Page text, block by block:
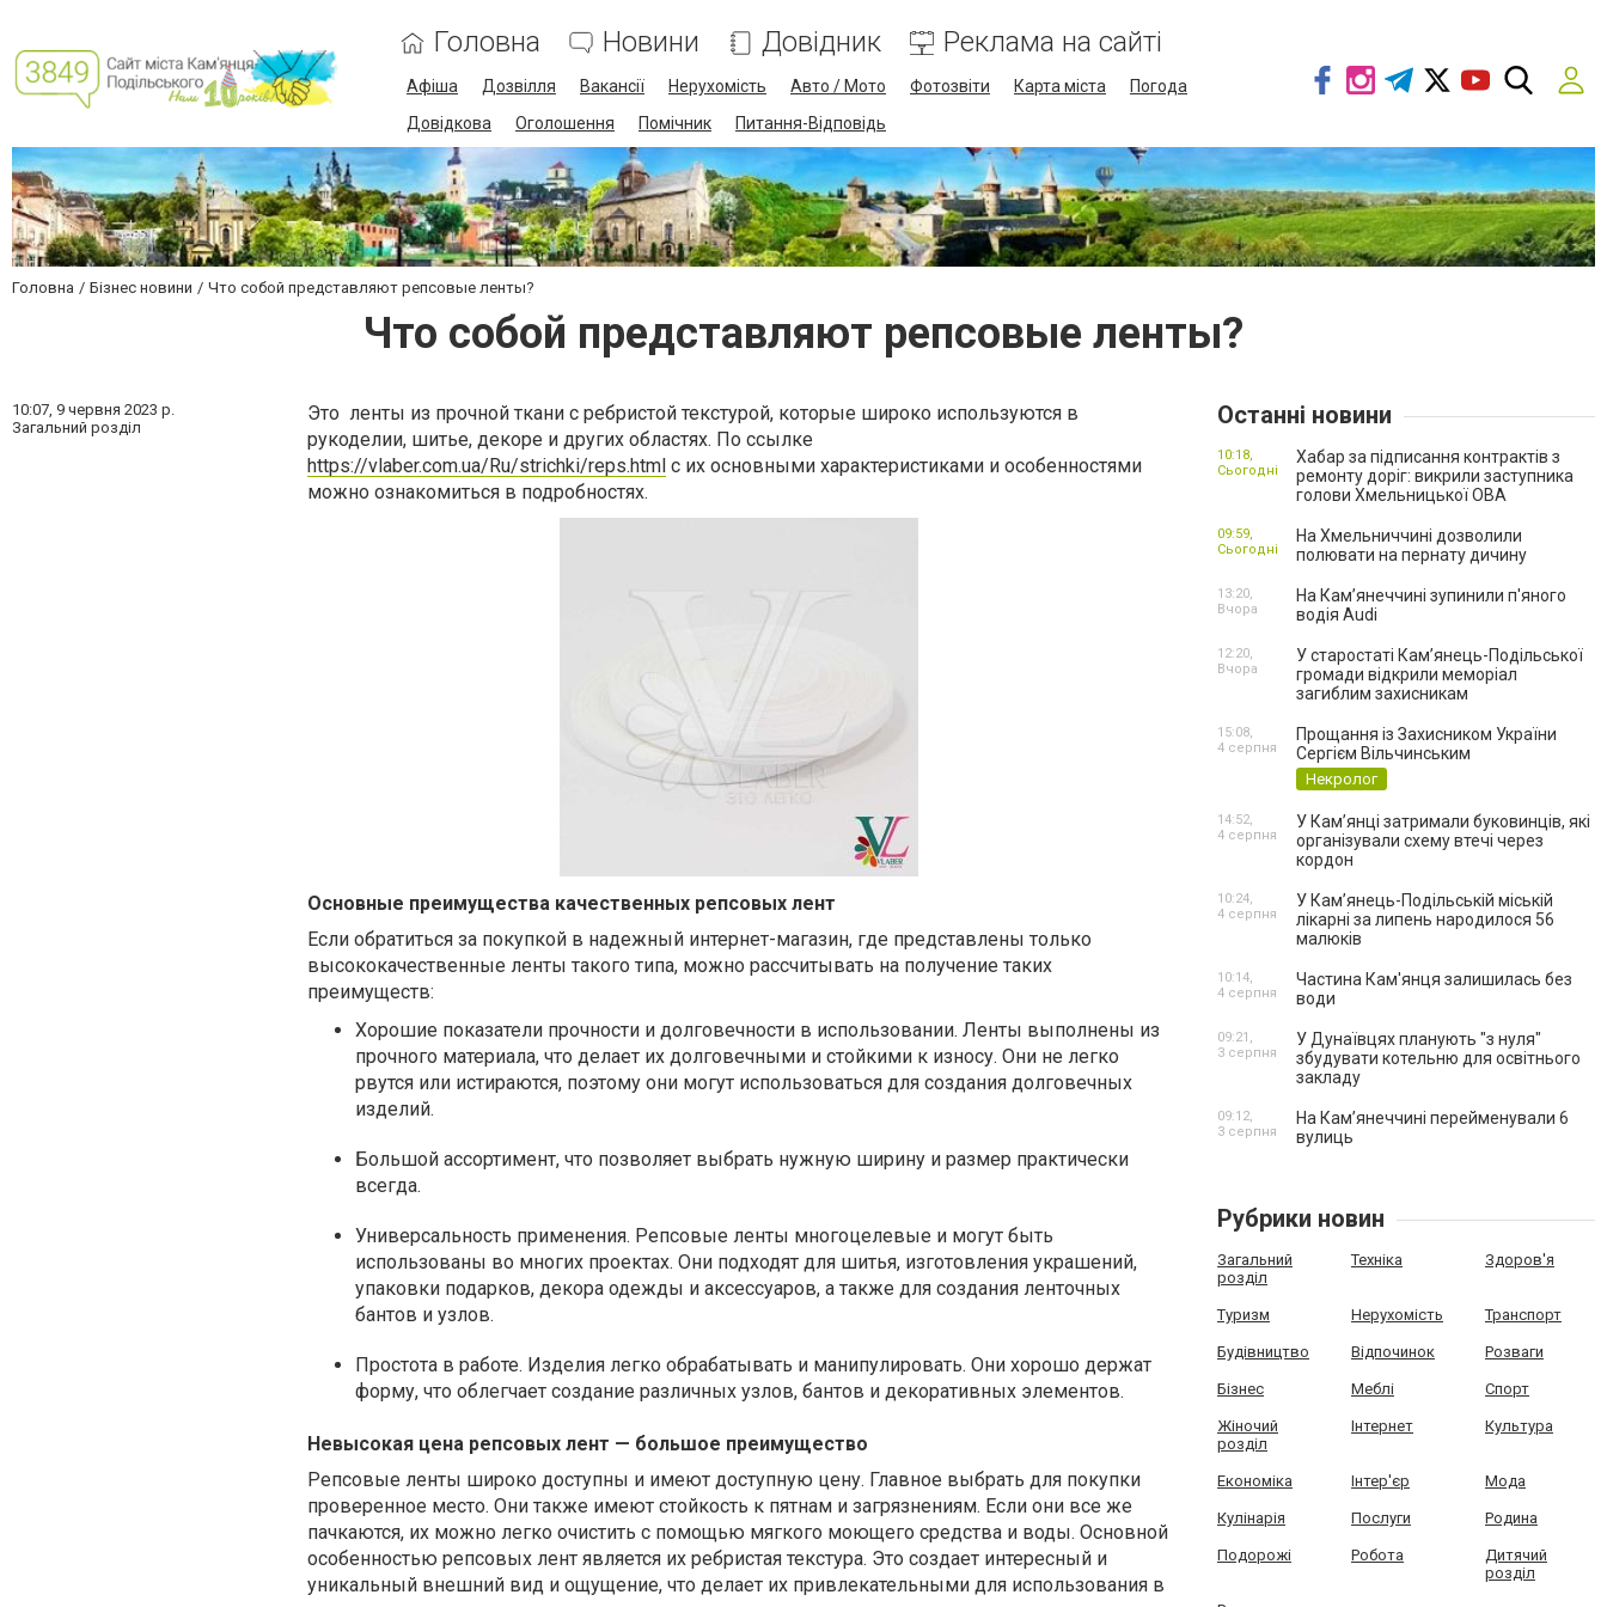
Головна Новини Довідник Реклама на сайті
Афіша Дозвілля Вакансії Нерухомість Авто / Мото Фотозвіти Карта міста
Погода
Довідкова
Оголошення Помічник Питання-Відповідь
Головна Бізнес новини Что собой представляют репсовые ленты?
Что собой представляют репсовые ленты?
10:07, 9 червня 2023 р.
Загальний розділ
Это ленты из прочной ткани с ребристой текстурой, которые широко используются в
рукоделии, шитье, декоре и других областях. По ссылке
https://vlaber.com.ua/Ru/strichki/reps.html с их основными характеристиками и особенностями
можно ознакомиться в подробностях.
Основные преимущества качественных репсовых лент
Если обратиться за покупкой в надежный интернет-магазин, где представлены только
высококачественные ленты такого типа, можно рассчитывать на получение таких
преимуществ:
Хорошие показатели прочности и долговечности в использовании. Ленты выполнены из
прочного материала, что делает их долговечными и стойкими к износу. Они не легко
рвутся или истираются, поэтому они могут использоваться для создания долговечных
изделий.
Большой ассортимент, что позволяет выбрать нужную ширину и размер практически
всегда.
Универсальность применения. Репсовые ленты многоцелевые и могут быть
использованы во многих проектах. Они подходят для шитья, изготовления украшений,
упаковки подарков, декора одежды и аксессуаров, а также для создания ленточных
бантов и узлов.
Простота в работе. Изделия легко обрабатывать и манипулировать. Они хорошо держат
форму, что облегчает создание различных узлов, бантов и декоративных элементов.
Невысокая цена репсовых лент — большое преимущество
Репсовые ленты широко доступны и имеют доступную цену. Главное выбрать для покупки
проверенное место. Они также имеют стойкость к пятнам и загрязнениям. Если они все же
пачкаются, их можно легко очистить с помощью мягкого моющего средства и воды. Основной
особенностью репсовых лент является их ребристая текстура. Это создает интересный и
уникальный внешний вид и ощущение, что делает их привлекательными для использования в
Останні новини
Хабар за підписання контрактів з
ремонту доріг: викрили заступника
голови Хмельницької ОВА
10:18,
Сьогодні
На Хмельниччині дозволили
полювати на пернату дичину
09:59,
Сьогодні
На Камʼянеччині зупинили п'яного
водія Audi
13:20,
Вчора
У старостаті Кам’янець-Подільської
громади відкрили меморіал
загиблим захисникам
12:20,
Вчора
Прощання із Захисником України
Сергієм Вільчинським
Некролог
15:08,
4 серпня
У Кам’янці затримали буковинців, які
організували схему втечі через
кордон
14:52,
4 серпня
У Кам’янець-Подільській міській
лікарні за липень народилося 56
малюків
10:24,
4 серпня
Частина Кам'янця залишилась без
води
10:14,
4 серпня
У Дунаївцях планують "з нуля"
збудувати котельню для освітнього
закладу
09:21,
3 серпня
На Камʼянеччині перейменували 6
вулиць
09:12,
3 серпня
Рубрики новин
Загальний
розділ
Техніка Здоров'я
Туризм Нерухомість Транспорт
Будівництво Відпочинок Розваги
Бізнес Меблі Спорт
Жіночий
розділ
Інтернет Культура
Економіка Інтер'єр Мода
Кулінарія Послуги Родина
Подорожі Робота
Дитячий
розділ